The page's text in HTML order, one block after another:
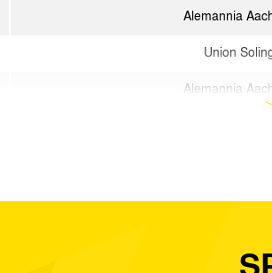
Alemannia
Union
Alemannia
SC